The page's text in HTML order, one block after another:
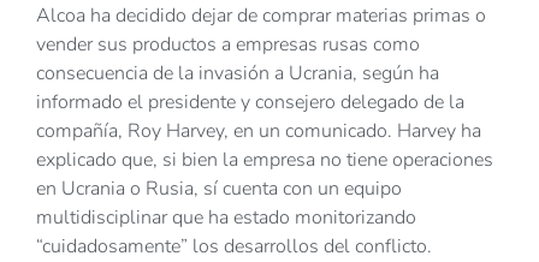
Alcoa ha decidido dejar de comprar materias primas o
vender sus productos a empresas rusas como
consecuencia de la invasión a Ucrania, según ha
informado el presidente y consejero delegado de la
compañía, Roy Harvey, en un comunicado. Harvey ha
explicado que, si bien la empresa no tiene operaciones
en Ucrania o Rusia, sí cuenta con un equipo
multidisciplinar que ha estado monitorizando
“cuidadosamente” los desarrollos del conflicto.